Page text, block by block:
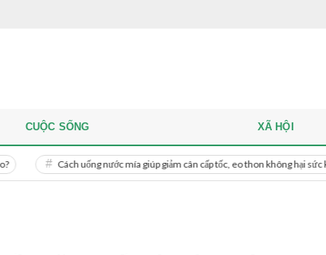
Cách uống nước mía giúp giảm cân cấp tốc, eo thon không hại sức khỏe
CUỘC SỐNG XÃ HỘI